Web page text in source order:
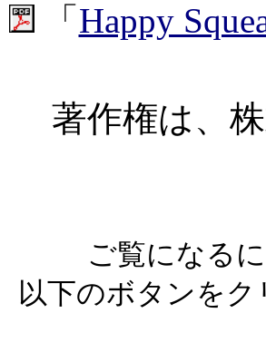
「 Happy
著作権は、
ご覧になる
以下のボタンを